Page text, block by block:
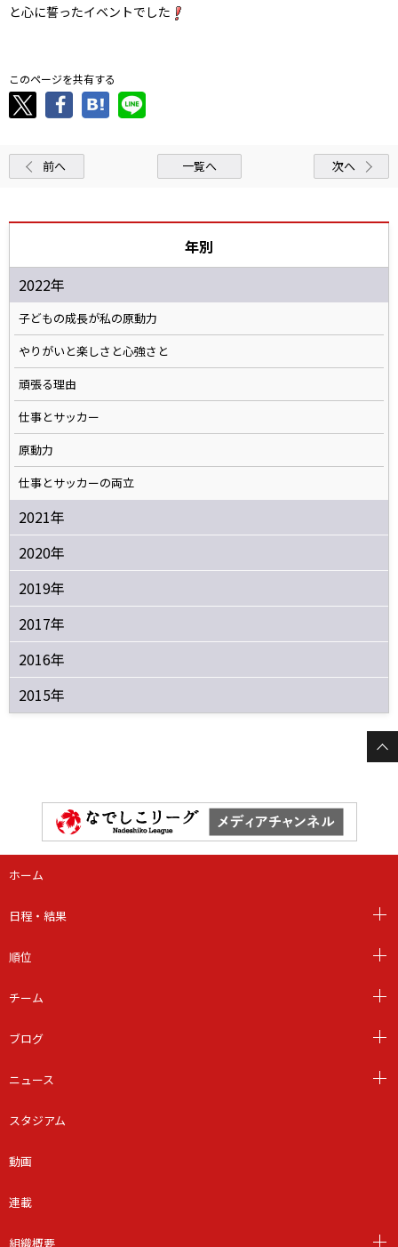
と心に誓ったイベントでした
このページを共有する
前へ 一覧へ 次へ
年別
2022年
子どもの成長が私の原動力
やりがいと楽しさと心強さと
頑張る理由
仕事とサッカー
原動力
仕事とサッカーの両立
2021年
2020年
2019年
2017年
2016年
2015年
ホーム
日程・結果
順位
チーム
ブログ
ニュース
スタジアム
動画
連載
組織概要